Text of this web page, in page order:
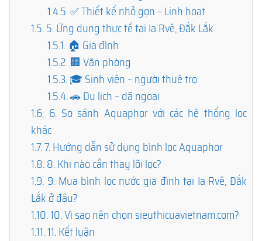
1.4.5.✅ Thiết kế nhỏ gọn – Linh hoạt
1.5.5. Ứng dụng thực tế tại Ia Rvê, Đắk Lắk
1.5.1.🏠 Gia đình
1.5.2.🏢 Văn phòng
1.5.3.🎓 Sinh viên – người thuê trọ
1.5.4.🚗 Du lịch – dã ngoại
1.6. 6. So sánh Aquaphor với các hệ thống lọc
khác
1.7.7. Hướng dẫn sử dụng bình lọc Aquaphor
1.8.8. Khi nào cần thay lõi lọc?
1.9. 9. Mua bình lọc nước gia đình tại Ia Rvê, Đắk
Lắk ở đâu?
1.10.10. Vì sao nên chọn sieuthicuavietnam.com?
1.11.11. Kết luận